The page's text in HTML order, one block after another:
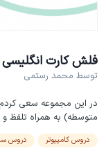
فلش کارت انگلیسی
توسطمحمد رستمی
در این مجموعه سعی کردم
متوسطه) به همراه تلفظ و
دروس کامپیوتر دروس